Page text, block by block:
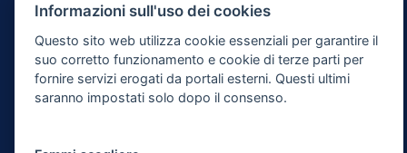
Dichiarazione di Accessibilità
Note Legali
Cookie e Privacy
Mappa del sito
Informazioni sull'uso dei cookies
Questo sito web utilizza cookie essenziali per garantire il
suo corretto funzionamento e cookie di terze parti per
fornire servizi erogati da portali esterni. Questi ultimi
saranno impostati solo dopo il consenso.